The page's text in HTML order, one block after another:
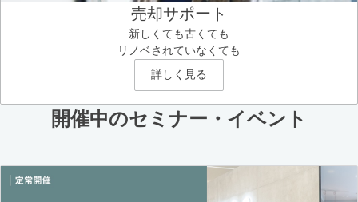
売却サポート
新しくても古くても
リノベされていなくても
詳しく見る
開催中のセミナー・イベント